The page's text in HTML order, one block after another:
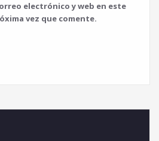
electrónico y web en este
vez que comente.